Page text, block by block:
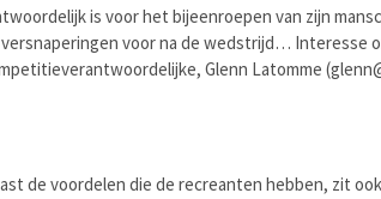
is voor het bijeenroepen van zijn
voor na de wedstrijd… Interesse
Glenn Latomme (
de voordelen die de recreanten hebben, zit